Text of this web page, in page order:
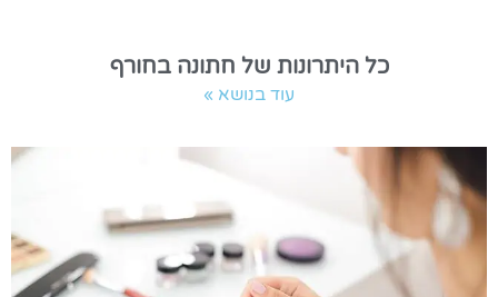
כל היתרונות של חתונה בחורף
עוד בנושא »